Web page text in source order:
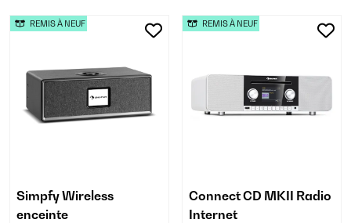
Simpfy Wireless
enceinte
REMIS À NEUF
Connect CD MKII Radio
Internet
REMIS À NEUF